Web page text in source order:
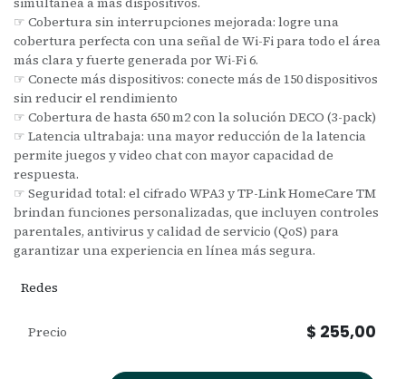
☞ Cobertura sin interrupciones mejorada: logre una
cobertura perfecta con una señal de Wi-Fi para todo el área
más clara y fuerte generada por Wi-Fi 6.
☞ Conecte más dispositivos: conecte más de 150 dispositivos
sin reducir el rendimiento
☞ Cobertura de hasta 650 m2 con la solución DECO (3-pack)
☞ Latencia ultrabaja: una mayor reducción de la latencia
permite juegos y video chat con mayor capacidad de
respuesta.
☞ Seguridad total: el cifrado WPA3 y TP-Link HomeCare TM
brindan funciones personalizadas, que incluyen controles
parentales, antivirus y calidad de servicio (QoS) para
garantizar una experiencia en línea más segura.
Redes
Precio $ 255,00